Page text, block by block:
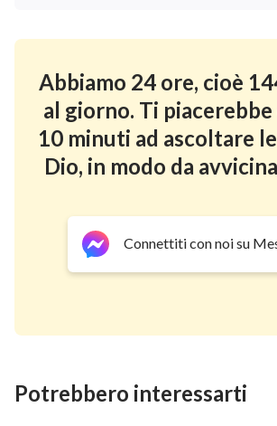
Sul fatto che tutti svolgano la loro
Abbiamo 24 ore, cioè
al giorno. Ti
10 minuti ad ascoltare
Dio, in modo da
Connettiti con noi su
Potrebbero interessarti